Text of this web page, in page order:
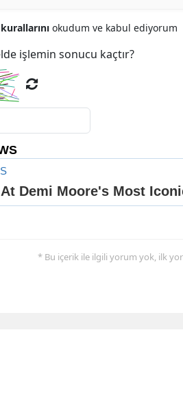
okudum ve kabul ediyorum
işlemin sonucu kaçtır?
* Bu içerik ile ilgili yorum yok, ilk